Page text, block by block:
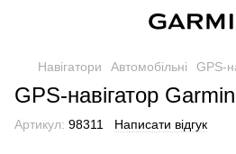
Навігатори Автомобільні GPS-
GPS-навігатор
Артикул: 98311 Написати відгук